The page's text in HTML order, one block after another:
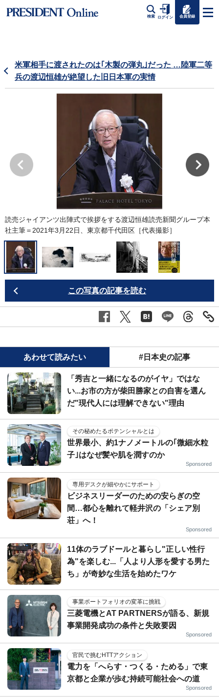
検索 ログイン 会員登録
米軍相手に渡されたのは｢木製の弾丸｣だった …陸軍二等
兵の渡辺恒雄が絶望した旧日本軍の実情
読売ジャイアンツ出陣式で挨拶をする渡辺恒雄読売新聞グループ本
社主筆＝2021年3月22日、東京都千代田区［代表撮影］
この写真の記事を読む
あわせて読みたい #日本史の記事
「秀吉と一緒になるのがイヤ」ではな
い...お市の方が柴田勝家との自害を選ん
だ"現代人には理解できない"理由
その秘めたるポテンシャルとは
世界最小、約1ナノメートルの｢微細水粒
子｣はなぜ髪や肌を潤すのか
Sponsored
専用デスクが細やかにサポート
ビジネスリーダーのための安らぎの空
間…都心を離れて軽井沢の「シェア別
荘」へ！
Sponsored
11体のラブドールと暮らし"正しい性行
為"を楽しむ...「人より人形を愛する男た
ち」が奇妙な生活を始めたワケ
事業ポートフォリオの変革に挑戦
三菱電機とAT PARTNERSが語る、新規
事業開発成功の条件と失敗要因
Sponsored
官民で挑むHTTアクション
電力を「へらす・つくる・ためる」で東
京都と企業が歩む持続可能社会への道
Sponsored